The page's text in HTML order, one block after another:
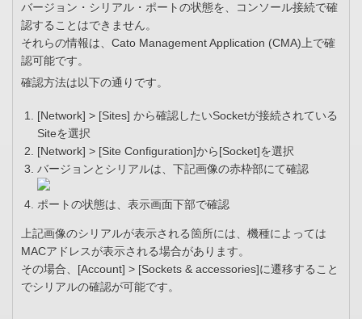
バージョン・シリアル・ポートの状態を、コンソール接続で確
認することはできません。
それらの情報は、Cato Management Application (CMA)上で確
認可能です。
確認方法は以下の通りです。
[Network] > [Sites] から確認したいSocketが接続されている
Siteを選択
[Network] > [Site Configuration]から[Socket]を選択
バージョンとシリアルは、下記画像の赤枠部にて確認
ポートの状態は、表示画面下部で確認
上記画像のシリアルが表示される箇所には、機種によっては
MACアドレスが表示される場合があります。
その場合、[Account] > [Sockets & accessories]に遷移すること
でシリアルの確認が可能です。